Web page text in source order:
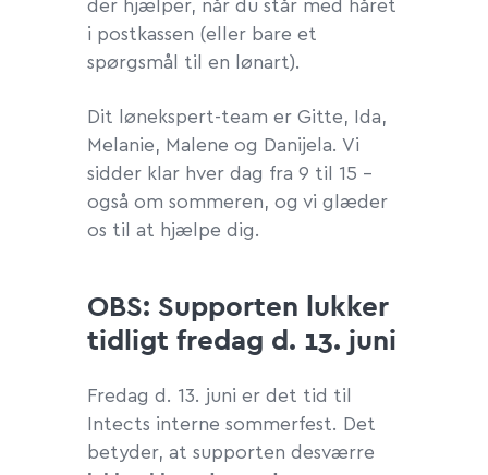
der hjælper, når du står med håret
i postkassen (eller bare et
spørgsmål til en lønart).
Dit lønekspert-team er Gitte, Ida,
Melanie, Malene og Danijela. Vi
sidder klar hver dag fra 9 til 15 –
også om sommeren, og vi glæder
os til at hjælpe dig.
OBS: Supporten lukker
tidligt fredag d. 13. juni
Fredag d. 13. juni er det tid til
Intects interne sommerfest. Det
betyder, at supporten desværre